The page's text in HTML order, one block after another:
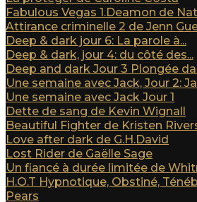
Fabulous Vegas 1.Deamon de
Attirance criminelle 2 de Jenn
Deep & dark jour 6: La parole à...
Deep & dark, jour 4: du côté des...
Deep and dark Jour 3 Plongée
Une semaine avec Jack, Jour 2:
Une semaine avec Jack Jour 1
Dette de sang de Kevin Wignall
Beautiful Fighter de Kristen
Love after dark de G.H.David
Lost Rider de Gaëlle Sage
Un fiancé à durée limitée de
H.O.T Hypnotique, Obstiné,
Pears